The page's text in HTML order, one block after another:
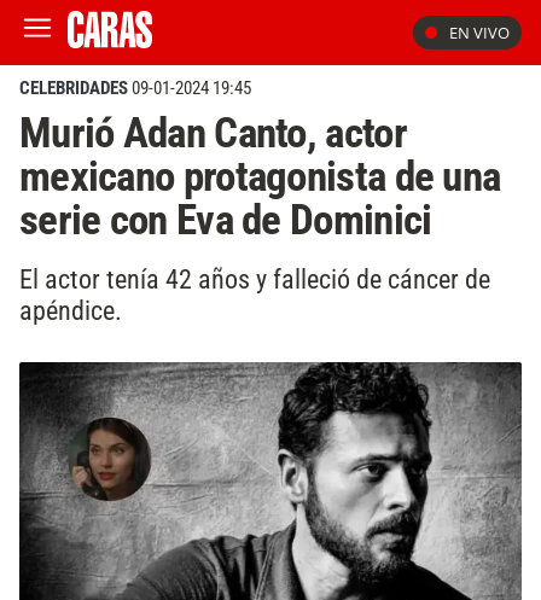
EN VIVO
CELEBRIDADES09-01-2024 19:45
Murió Adan Canto, actor
mexicano protagonista de una
serie con Eva de Dominici
El actor tenía 42 años y falleció de cáncer de
apéndice.